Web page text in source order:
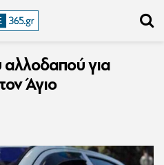
για
Άγιο